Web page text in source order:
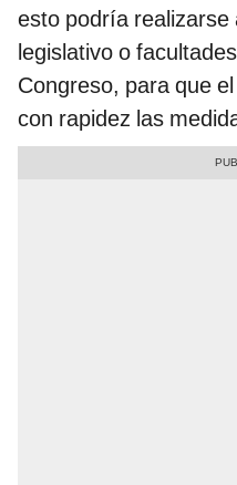
esto podría
legislativo o
Congreso, para que
con rapidez las